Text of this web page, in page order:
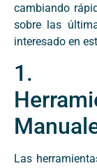
cambiando
sobre las
interesado en
1.
Las